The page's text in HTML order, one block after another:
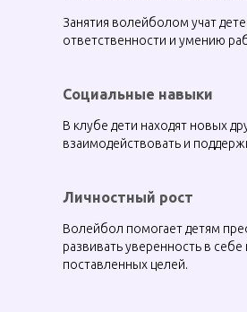
Занятия волейболом учат
ответственности и умению
Социальные навыки
В клубе дети находят новых
взаимодействовать и
Личностный рост
Волейбол помогает детям
развивать уверенность в себе
поставленных целей.